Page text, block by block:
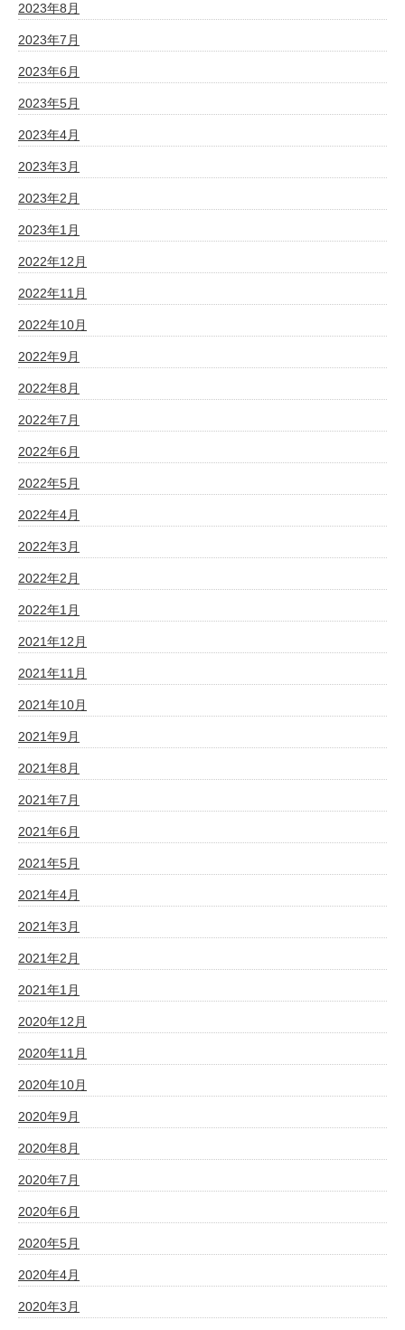
2023年8月
2023年7月
2023年6月
2023年5月
2023年4月
2023年3月
2023年2月
2023年1月
2022年12月
2022年11月
2022年10月
2022年9月
2022年8月
2022年7月
2022年6月
2022年5月
2022年4月
2022年3月
2022年2月
2022年1月
2021年12月
2021年11月
2021年10月
2021年9月
2021年8月
2021年7月
2021年6月
2021年5月
2021年4月
2021年3月
2021年2月
2021年1月
2020年12月
2020年11月
2020年10月
2020年9月
2020年8月
2020年7月
2020年6月
2020年5月
2020年4月
2020年3月